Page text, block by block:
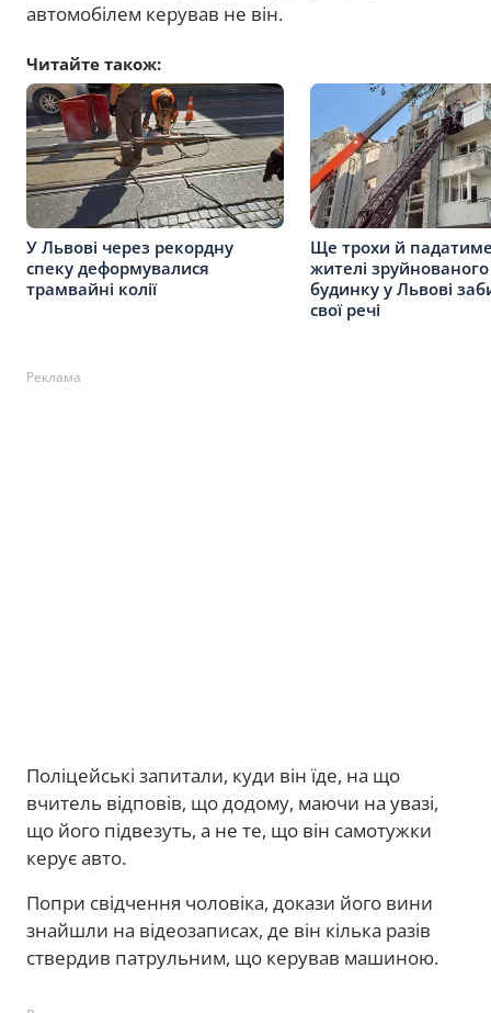
автомобілем керував не він.
Читайте також:
У Львові через рекордну
спеку деформувалися
трамвайні колії
Ще трохи й падатиме
жителі зруйнованого
будинку у Львові
свої речі
Реклама
Поліцейські запитали, куди він їде, на що
вчитель відповів, що додому, маючи на увазі,
що його підвезуть, а не те, що він самотужки
керує авто.
Попри свідчення чоловіка, докази його вини
знайшли на відеозаписах, де він кілька разів
ствердив патрульним, що керував машиною.